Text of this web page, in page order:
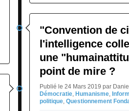
"Convention de
l'intelligence
une
point de mire ?
Publié le 24 Mars 2019 par
Démocratie, Humanisme,
politique, Questionnement